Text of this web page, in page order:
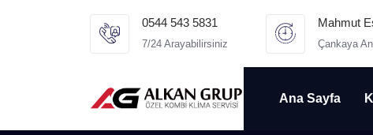
0544 543 5831
7/24 Arayabilirsiniz
Mahmut
Çankaya
Ana Sayfa